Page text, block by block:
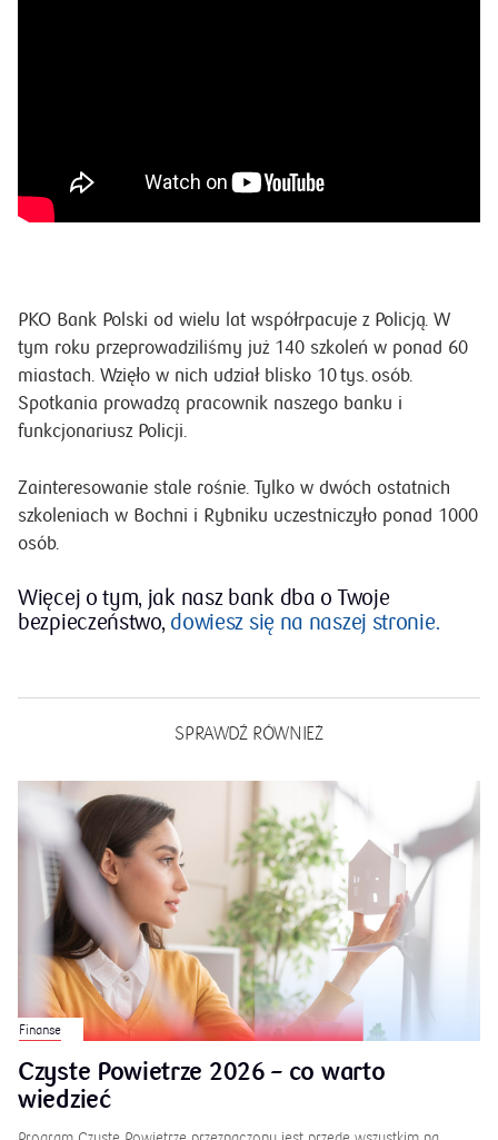
PKO Bank Polski od wielu lat współrpacuje z Policją. W
tym roku przeprowadziliśmy już 140 szkoleń w ponad 60
miastach. Wzięło w nich udział blisko 10 tys. osób.
Spotkania prowadzą pracownik naszego banku i
funkcjonariusz Policji.
Zainteresowanie stale rośnie. Tylko w dwóch ostatnich
szkoleniach w Bochni i Rybniku uczestniczyło ponad 1000
osób.
Więcej o tym, jak nasz bank dba o Twoje
bezpieczeństwo, dowiesz się na naszej stronie.
SPRAWDŹ RÓWNIEŻ
Finanse
Czyste Powietrze 2026 – co warto
wiedzieć